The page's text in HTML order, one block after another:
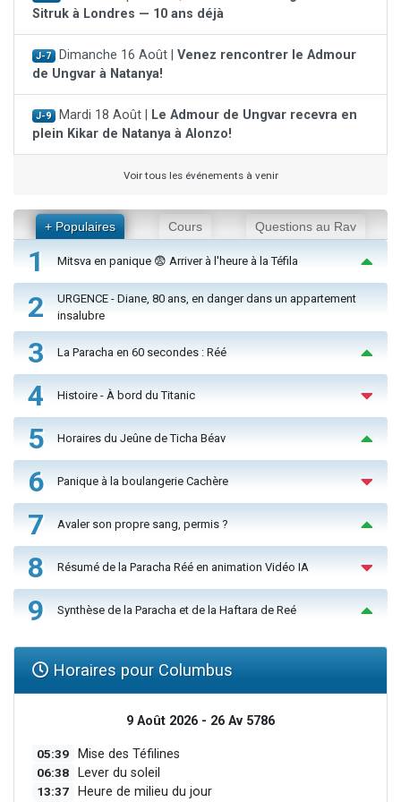
Sitruk à Londres — 10 ans déjà
J-7 Dimanche 16 Août | Venez rencontrer le Admour
de Ungvar à Natanya!
J-9 Mardi 18 Août |
Le Admour de Ungvar recevra en
plein Kikar de Natanya à Alonzo!
Voir tous les événements à venir
+ Populaires Cours Questions au Rav
1 Mitsva en panique 😨 Arriver à l'heure à la Téfila
2
URGENCE - Diane, 80 ans, en danger dans un appartement
insalubre
3 La Paracha en 60 secondes : Réé
4 Histoire - À bord du Titanic
5 Horaires du Jeûne de Ticha Béav
6 Panique à la boulangerie Cachère
7 Avaler son propre sang, permis ?
8 Résumé de la Paracha Réé en animation Vidéo IA
9 Synthèse de la Paracha et de la Haftara de Reé
Horaires pour Columbus
9 Août 2026 - 26 Av 5786
05:39 Mise des Téfilines
06:38 Lever du soleil
13:37 Heure de milieu du jour